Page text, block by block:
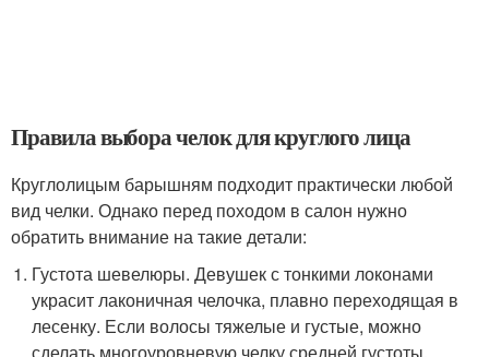
Правила выбора челок для круглого лица
Круглолицым барышням подходит практически любой
вид челки. Однако перед походом в салон нужно
обратить внимание на такие детали:
Густота шевелюры. Девушек с тонкими локонами
украсит лаконичная челочка, плавно переходящая в
лесенку. Если волосы тяжелые и густые, можно
сделать многоуровневую челку средней густоты.